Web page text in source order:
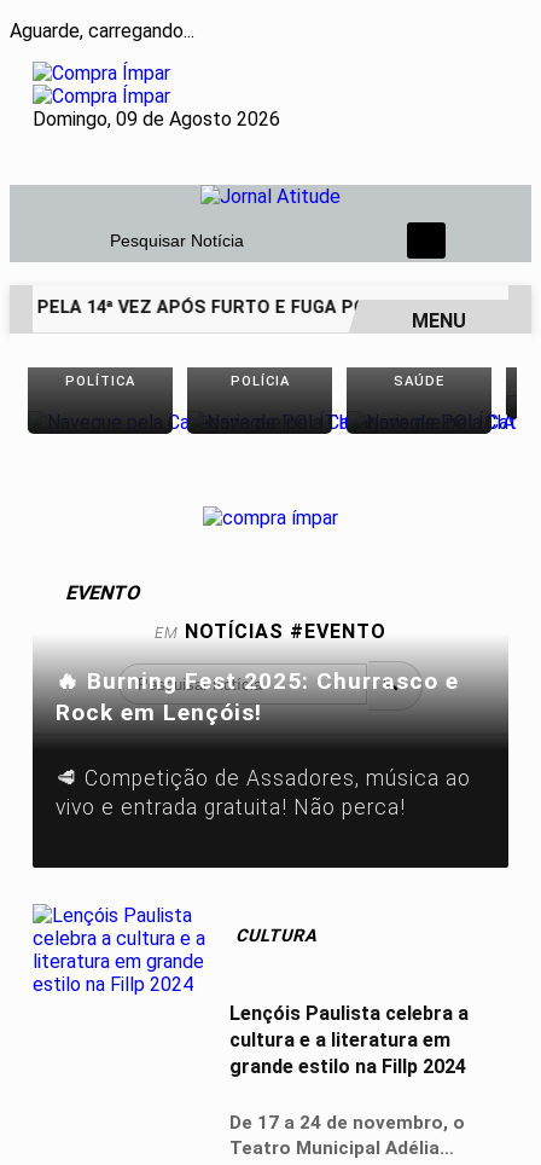
Aguarde, carregando...
Domingo, 09 de Agosto 2026
Pesquisar Notícia
PELA 14ª VEZ APÓS FURTO E FUGA POR TELHADOS
EM ALTA
MENU
POLÍTICA POLÍCIA SAÚDE
EM NOTÍCIAS #EVENTO
🔍
EVENTO
🔥 Burning Fest 2025: Churrasco e
Rock em Lençóis!
🥩 Competição de Assadores, música ao
vivo e entrada gratuita! Não perca!
CULTURA
Lençóis Paulista celebra a
cultura e a literatura em
grande estilo na Fillp 2024
De 17 a 24 de novembro, o
Teatro Municipal Adélia